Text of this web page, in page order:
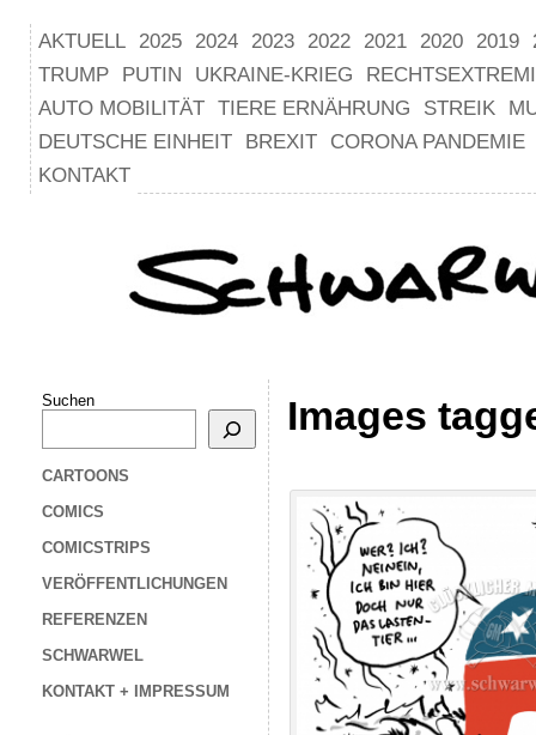
AKTUELL 2025 2024 2023 2022 2021 2020 2019
TRUMP
PUTIN UKRAINE-KRIEG
AUTO MOBILITÄT TIERE ERNÄHRUNG STREIK
DEUTSCHE EINHEIT
BREXIT
CORONA PANDEMIE
KONTAKT
Suchen
CARTOONS
COMICS
COMICSTRIPS
VERÖFFENTLICHUNGEN
REFERENZEN
SCHWARWEL
KONTAKT + IMPRESSUM
Images